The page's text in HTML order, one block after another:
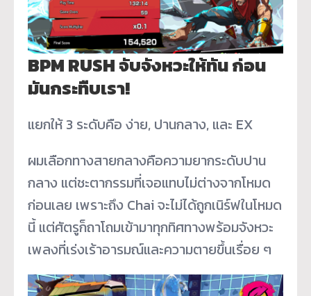
BPM RUSHจับจังหวะให้ทัน ก่อน
มันกระทืบเรา!
แยกให้ 3 ระดับคือ ง่าย, ปานกลาง, และ EX
ผมเลือกทางสายกลางคือความยากระดับปาน
กลาง แต่ชะตากรรมที่เจอแทบไม่ต่างจากโหมด
ก่อนเลย เพราะถึง Chai จะไม่ได้ถูกเนิร์ฟในโหมด
นี้ แต่ศัตรูก็ถาโถมเข้ามาทุกทิศทางพร้อมจังหวะ
เพลงที่เร่งเร้าอารมณ์และความตายขึ้นเรื่อย ๆ